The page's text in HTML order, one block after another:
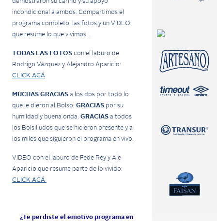
incondicional a ambos. Compartimos el
programa completo, las fotos y un VIDEO
que resume lo que vivimos…
TODAS LAS FOTOS con el laburo de
Rodrigo Vázquez y Alejandro Aparicio:
CLICK ACÁ
MUCHAS GRACIAS a los dos por todo lo
que le dieron al Bolso, GRACIAS por su
humildad y buena onda. GRACIAS a todos
los Bolsilludos que se hicieron presente y a
los miles que siguieron el programa en vivo.
VIDEO con el laburo de Fede Rey y Ale
Aparicio que resume parte de lo vivido:
CLICK ACÁ
¿Te perdiste el emotivo programa en